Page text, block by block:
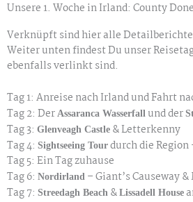
Unsere 1. Woche in Irland: County
Verknüpft sind hier alle
Weiter unten findest Du unser
ebenfalls verlinkt sind.
Tag 1: Anreise nach Irland und Fahrt
Tag 2: Der Assaranca Wasserfall und der
Tag 3: Glenveagh Castle & Letterkenny
Tag 4: Sightseeing Tour durch die
Tag 5: Ein Tag zuhause
Tag 6: Nordirland – Giant’s Causeway
Tag 7: Streedagh Beach & Lissadell House